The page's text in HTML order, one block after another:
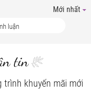
Mới nhất
tin
trình khuyến mãi mới